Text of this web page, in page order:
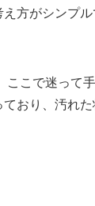
方がシンプ
ここで迷って
おり、汚れ